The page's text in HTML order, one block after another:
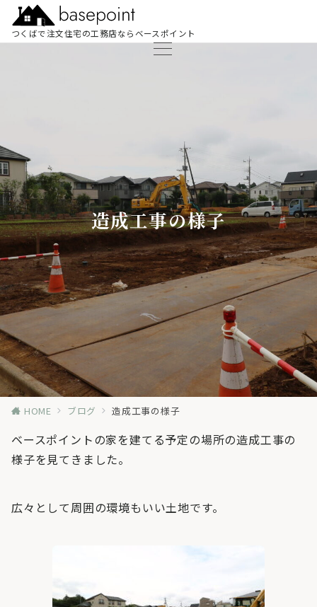
つくばで注文住宅の工務店ならベースポイント
造成工事の様子
HOME ブログ 造成工事の様子
ベースポイントの家を建てる予定の場所の造成工事の
様子を見てきました。
広々として周囲の環境もいい土地です。